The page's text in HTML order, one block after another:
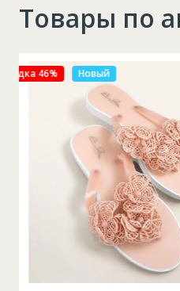
Товары по
Скидка 27%